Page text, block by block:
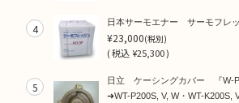
4 日本サーモエナー サーモフレ
¥23,000(税別)
(税込¥25,300 )
5
日立 ケーシングカバー 『W-
➜WT-P200S, V, W・WT-K200S,